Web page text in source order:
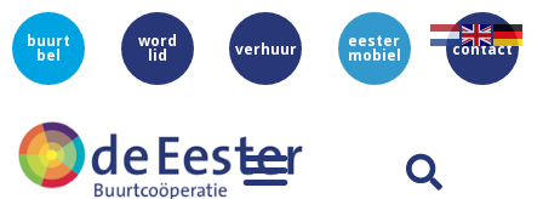
buurt
bel
word
lid verhuur eester
mobiel contact